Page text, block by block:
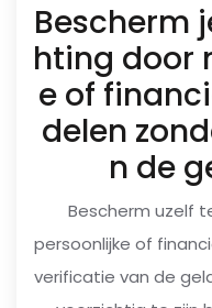
Bescherm
hting door
e of
delen
n de
Bescherm uzelf
persoonlijke of
verificatie van de